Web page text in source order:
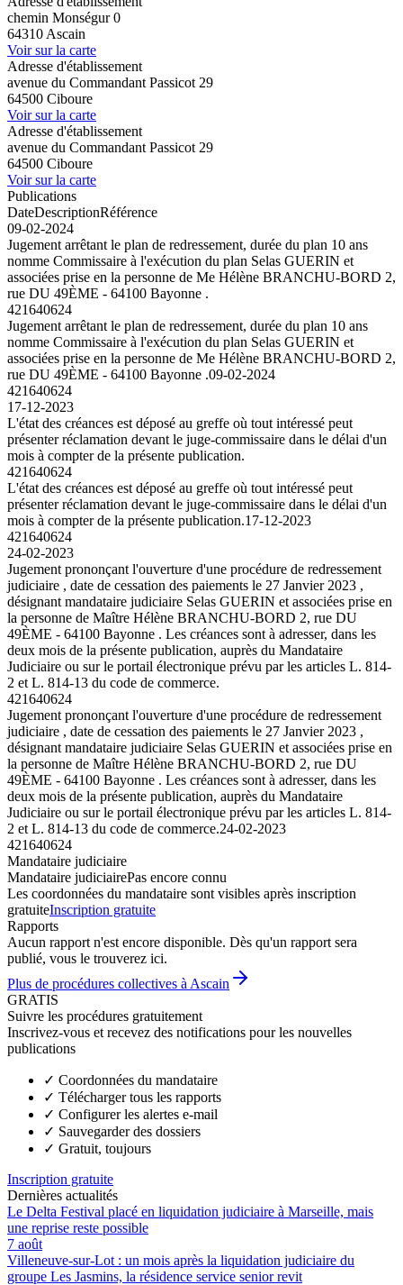
chemin Monségur 0
64310 Ascain
Voir sur la carte
Adresse d'établissement
avenue du Commandant Passicot 29
64500 Ciboure
Voir sur la carte
Adresse d'établissement
avenue du Commandant Passicot 29
64500 Ciboure
Voir sur la carte
Publications
DateDescriptionRéférence
09-02-2024
Jugement arrêtant le plan de redressement, durée du plan 10 ans
nomme Commissaire à l'exécution du plan Selas GUERIN et
associées prise en la personne de Me Hélène BRANCHU-BORD 2,
rue DU 49ÈME - 64100 Bayonne .
421640624
Jugement arrêtant le plan de redressement, durée du plan 10 ans
nomme Commissaire à l'exécution du plan Selas GUERIN et
associées prise en la personne de Me Hélène BRANCHU-BORD 2,
rue DU 49ÈME - 64100 Bayonne .09-02-2024
421640624
17-12-2023
L'état des créances est déposé au greffe où tout intéressé peut
présenter réclamation devant le juge-commissaire dans le délai d'un
mois à compter de la présente publication.
421640624
L'état des créances est déposé au greffe où tout intéressé peut
présenter réclamation devant le juge-commissaire dans le délai d'un
mois à compter de la présente publication.17-12-2023
421640624
24-02-2023
Jugement prononçant l'ouverture d'une procédure de redressement
judiciaire , date de cessation des paiements le 27 Janvier 2023 ,
désignant mandataire judiciaire Selas GUERIN et associées prise en
la personne de Maître Hélène BRANCHU-BORD 2, rue DU
49ÈME - 64100 Bayonne . Les créances sont à adresser, dans les
deux mois de la présente publication, auprès du Mandataire
Judiciaire ou sur le portail électronique prévu par les articles L. 814-
2 et L. 814-13 du code de commerce.
421640624
Jugement prononçant l'ouverture d'une procédure de redressement
judiciaire , date de cessation des paiements le 27 Janvier 2023 ,
désignant mandataire judiciaire Selas GUERIN et associées prise en
la personne de Maître Hélène BRANCHU-BORD 2, rue DU
49ÈME - 64100 Bayonne . Les créances sont à adresser, dans les
deux mois de la présente publication, auprès du Mandataire
Judiciaire ou sur le portail électronique prévu par les articles L. 814-
2 et L. 814-13 du code de commerce.24-02-2023
421640624
Mandataire judiciaire
Mandataire judiciairePas encore connu
Les coordonnées du mandataire sont visibles après inscription
gratuiteInscription gratuite
Rapports
Aucun rapport n'est encore disponible. Dès qu'un rapport sera
publié, vous le trouverez ici.
Plus de procédures collectives à Ascain
GRATIS
Suivre les procédures gratuitement
Inscrivez-vous et recevez des notifications pour les nouvelles
publications
✓ Coordonnées du mandataire
✓ Télécharger tous les rapports
✓ Configurer les alertes e-mail
✓ Sauvegarder des dossiers
✓ Gratuit, toujours
Inscription gratuite
Dernières actualités
Le Delta Festival placé en liquidation judiciaire à Marseille, mais
une reprise reste possible
7 août
Villeneuve-sur-Lot : un mois après la liquidation judiciaire du
groupe Les Jasmins, la résidence service senior revit